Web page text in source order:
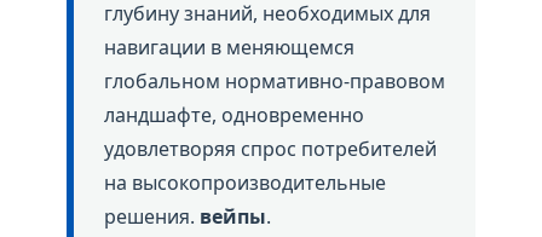
глубину знаний, необходимых для
навигации в меняющемся
глобальном нормативно-правовом
ландшафте, одновременно
удовлетворяя спрос потребителей
на высокопроизводительные
решения. вейпы.